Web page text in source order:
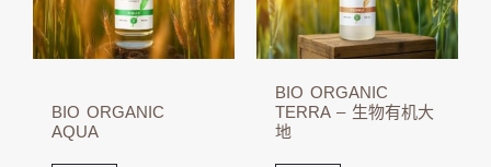
BIO ORGANIC
AQUA
BIO ORGANIC
TERRA – 生物有机大
地